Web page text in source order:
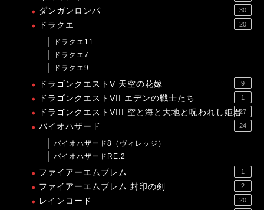
ダンガンロンパ
30
ドラクエ 20
ドラクエ11
ドラクエ7
ドラクエ9
ドラゴンクエストV 天空の花嫁 9
ドラゴンクエストVII エデンの戦士たち 1
ドラゴンクエストVIII 空と海と大地と呪われし姫君27
バイオハザード 24
バイオハザード8（ヴィレッジ）
バイオハザードRE:2
ファイアーエムブレム 1
ファイアーエムブレム 封印の剣 2
レインコード 20